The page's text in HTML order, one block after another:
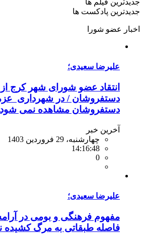
جدیدترین پادکست ها
اخبار عضو شورا
علیرضا سعیدی؛
انتقاد عضو شورای شهر کرج
دستفروشان / در شهرداری
دستفروشان مشاهده نمی شود
آخرین خبر
چهارشنبه، 29 فروردین 1403
14:16:48
0
علیرضا سعیدی؛
مفهوم فرهنگی و بومی در
فاصله طبقاتی به مرگ کشیده